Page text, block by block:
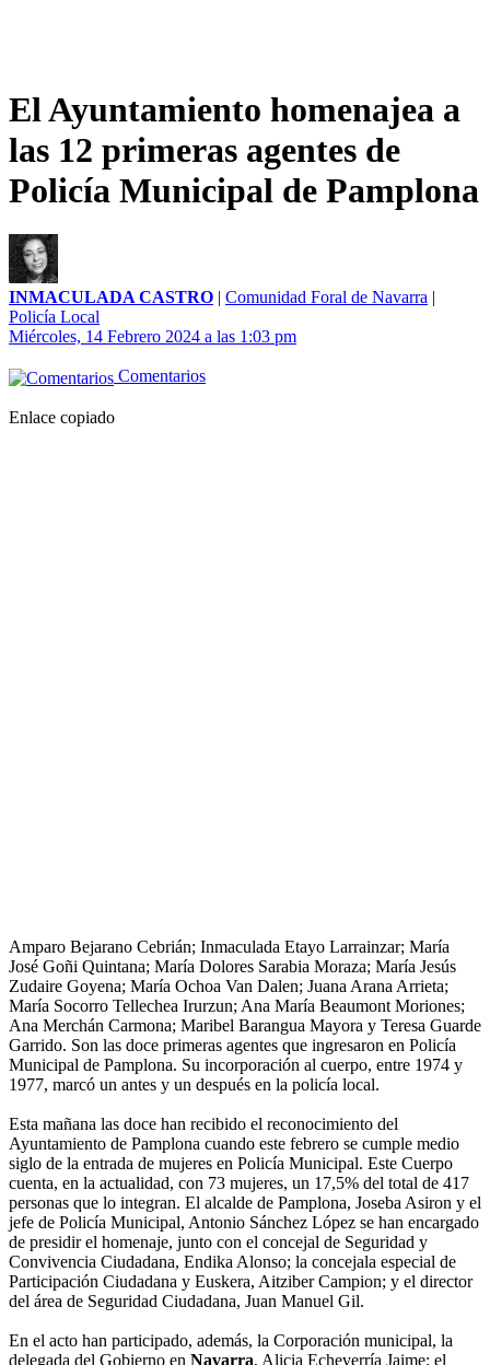
El Ayuntamiento homenajea a
las 12 primeras agentes de
Policía Municipal de Pamplona
INMACULADA CASTRO | Comunidad Foral de Navarra |
Policía Local
Miércoles, 14 Febrero 2024 a las 1:03 pm
Comentarios
Enlace copiado
Amparo Bejarano Cebrián; Inmaculada Etayo Larrainzar; María
José Goñi Quintana; María Dolores Sarabia Moraza; María Jesús
Zudaire Goyena; María Ochoa Van Dalen; Juana Arana Arrieta;
María Socorro Tellechea Irurzun; Ana María Beaumont Moriones;
Ana Merchán Carmona; Maribel Barangua Mayora y Teresa Guarde
Garrido. Son las doce primeras agentes que ingresaron en Policía
Municipal de Pamplona. Su incorporación al cuerpo, entre 1974 y
1977, marcó un antes y un después en la policía local.
Esta mañana las doce han recibido el reconocimiento del
Ayuntamiento de Pamplona cuando este febrero se cumple medio
siglo de la entrada de mujeres en Policía Municipal. Este Cuerpo
cuenta, en la actualidad, con 73 mujeres, un 17,5% del total de 417
personas que lo integran. El alcalde de Pamplona, Joseba Asiron y el
jefe de Policía Municipal, Antonio Sánchez López se han encargado
de presidir el homenaje, junto con el concejal de Seguridad y
Convivencia Ciudadana, Endika Alonso; la concejala especial de
Participación Ciudadana y Euskera, Aitziber Campion; y el director
del área de Seguridad Ciudadana, Juan Manuel Gil.
En el acto han participado, además, la Corporación municipal, la
delegada del Gobierno en Navarra, Alicia Echeverría Jaime; el